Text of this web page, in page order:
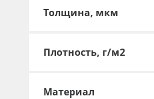
Новинки ассортимента
Orajet 3640
Толщина, мкм
Плотность, г/м2
Материал